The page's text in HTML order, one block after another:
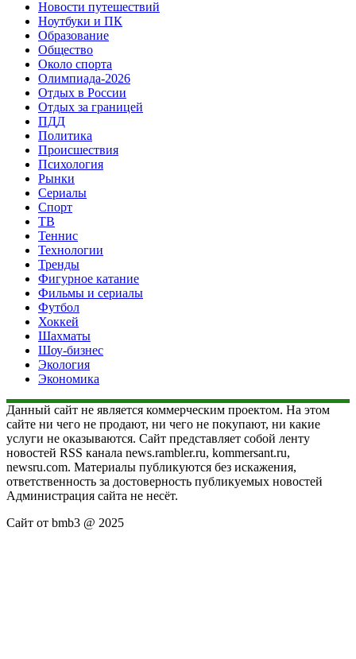
Новости путешествий
Ноутбуки и ПК
Образование
Общество
Около спорта
Олимпиада-2026
Отдых в России
Отдых за границей
ПДД
Политика
Происшествия
Психология
Рынки
Сериалы
Спорт
ТВ
Теннис
Технологии
Тренды
Фигурное катание
Фильмы и сериалы
Футбол
Хоккей
Шахматы
Шоу-бизнес
Экология
Экономика
Данный сайт не является коммерческим проектом. На этом
сайте ни чего не продают, ни чего не покупают, ни какие
услуги не оказываются. Сайт представляет собой ленту
новостей RSS канала news.rambler.ru, kommersant.ru,
newsru.com. Материалы публикуются без искажения,
ответственность за достоверность публикуемых новостей
Администрация сайта не несёт.
Сайт от bmb3 @ 2025